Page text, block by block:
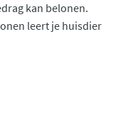
kan belonen.
leert je huisdier